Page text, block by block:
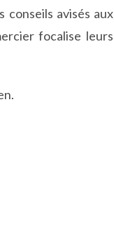
conseils avisés aux
focalise leurs